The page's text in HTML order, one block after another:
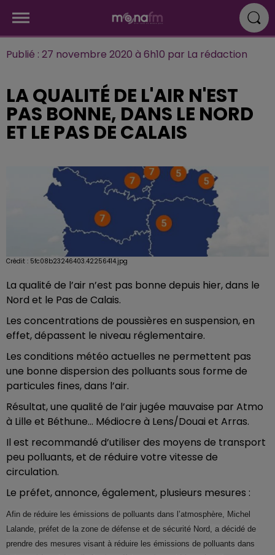
Publié : 27 novembre 2020 à 6h10 par La rédaction
LA QUALITÉ DE L'AIR N'EST
PAS BONNE, DANS LE NORD
ET LE PAS DE CALAIS
Crédit : 5fc08b23246403.42256414.jpg
La qualité de l’air n’est pas bonne depuis hier, dans le
Nord et le Pas de Calais.
Les concentrations de poussières en suspension, en
effet, dépassent le niveau réglementaire.
Les conditions météo actuelles ne permettent pas
une bonne dispersion des polluants sous forme de
particules fines, dans l’air.
Résultat, une qualité de l’air jugée mauvaise par Atmo
à Lille et Béthune... Médiocre à Lens/Douai et Arras.
Il est recommandé d’utiliser des moyens de transport
peu polluants, et de réduire votre vitesse de
circulation.
Le préfet, annonce, également, plusieurs mesures :
Afin de réduire les émissions de polluants dans l’atmosphère, Michel
Lalande, préfet de la zone de défense et de sécurité Nord, a décidé de
prendre des mesures visant à réduire les émissions de polluants dans